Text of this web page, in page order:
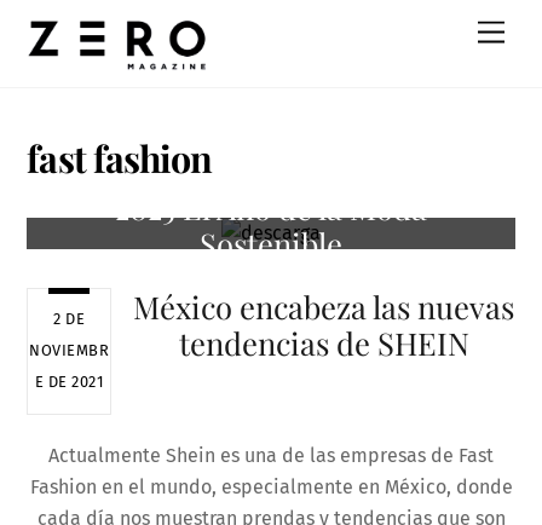
fast fashion
Sostenible
2 DE
NOVIEMBR
E DE 2021
México encabeza las nuevas
tendencias de SHEIN
Actualmente Shein es una de las empresas de Fast
Fashion en el mundo, especialmente en México, donde
cada día nos muestran prendas y tendencias que son